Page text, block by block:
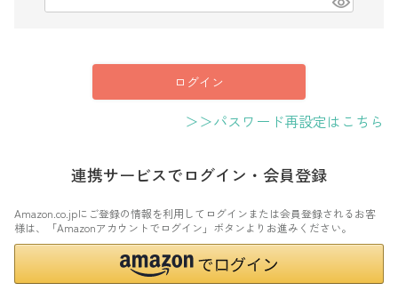
ログイン
＞＞パスワード再設定はこちら
連携サービスでログイン・会員登録
Amazon.co.jpにご登録の情報を利用してログインまたは会員登録されるお客
様は、「Amazonアカウントでログイン」ボタンよりお進みください。